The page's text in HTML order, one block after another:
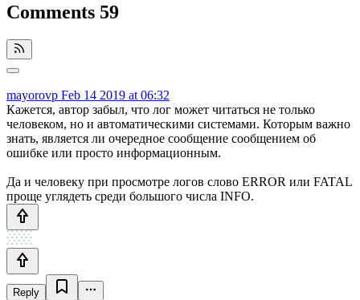
Comments 59
mayorovp Feb 14 2019 at 06:32
Кажется, автор забыл, что лог может читаться не только
человеком, но и автоматическими системами. Которым важно
знать, является ли очередное сообщение сообщением об
ошибке или просто информационным.
Да и человеку при просмотре логов слово ERROR или FATAL
проще углядеть среди большого числа INFO.
Reply